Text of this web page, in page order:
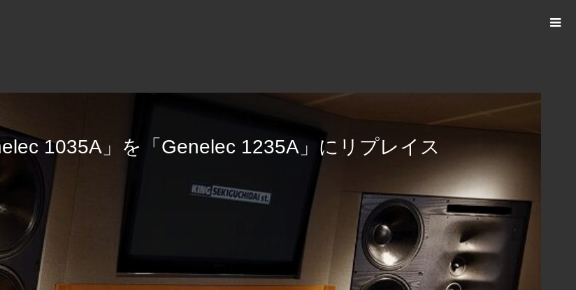
プレイス
1035A」を「Genelec 1235A」にリプレイス